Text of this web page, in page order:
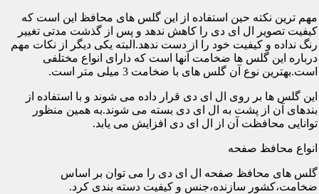
مهم ترین نکته حین استفاده از این گلس های محافظ این است که
کیفیت تصویر ال ای دی را کاهش ندهد و پس از گذشت مدتی تغییر
رنگ نداده و کیفیت خود را از دست ندهد.البته یکی دیگر از نکات مهم
درباره این گلس ها ضخامت آنها است که دارای انواع مختلفی
است.بهترین نوع آن گلس های با ضخامت 3 میلی متر است.
این گلس ها بر روی ال ای دی قرار داده می شوند و با استفاده از
بندهای آن از پشت به ال ای دی بسته می شوند.به همین منظور
توانایی محافظت آن از ال ای دی افزایش می یابد.
انواع محافظ صفحه
گلس های محافظ صفحه ال ای دی را می توان بر اساس
ضخامت،کشور سازنده،جنس و کیفیت دسته بندی کرد.